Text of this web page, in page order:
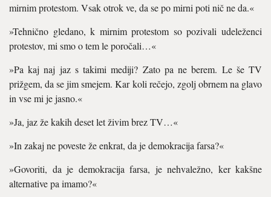
mirnim protestom. Vsak otrok ve, da se po mirni poti nič ne da.«
»Tehnično gledano, k mirnim protestom so pozivali udeleženci
protestov, mi smo o tem le poročali…«
»Pa kaj naj jaz s takimi mediji? Zato pa ne berem. Le še TV
prižgem, da se jim smejem. Kar koli rečejo, zgolj obrnem na glavo
in vse mi je jasno.«
»Ja, jaz že kakih deset let živim brez TV…«
»In zakaj ne poveste že enkrat, da je demokracija farsa?«
»Govoriti, da je demokracija farsa, je nehvaležno, ker kakšne
alternative pa imamo?«